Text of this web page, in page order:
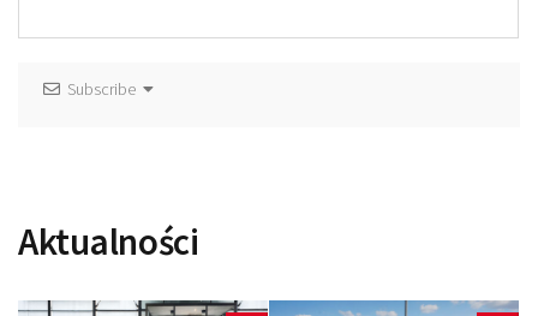
Subscribe
Aktualności